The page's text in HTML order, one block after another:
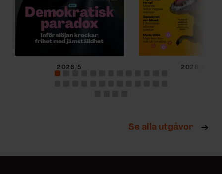
2026/5 2026/4
Se alla utgåvor